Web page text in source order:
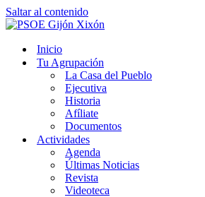
Saltar al contenido
Inicio
Tu Agrupación
La Casa del Pueblo
Ejecutiva
Historia
Afíliate
Documentos
Actividades
Agenda
Últimas Noticias
Revista
Videoteca